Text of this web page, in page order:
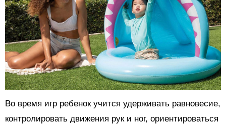
Во время игр ребенок учится удерживать равновесие,
контролировать движения рук и ног, ориентироваться